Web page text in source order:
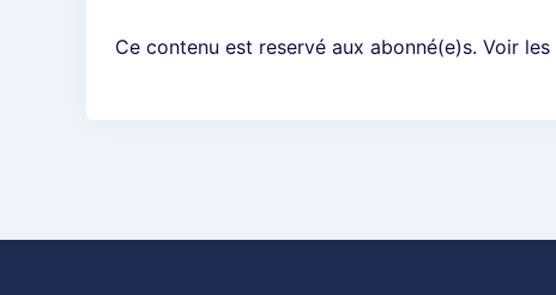
Ce contenu est reservé aux abonné(e)s. Voir les